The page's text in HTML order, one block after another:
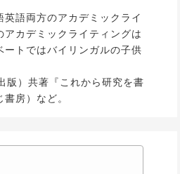
語両方のアカデミックライ
カデミックライティングは
トではバイリンガルの子供
版）共著『これから研究を書
房）など。